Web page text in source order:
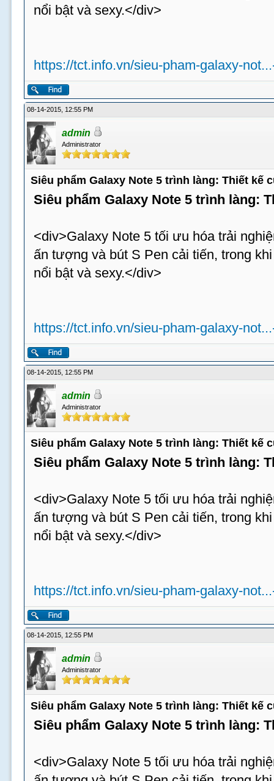
nổi bật và sexy.</div>
https://tct.info.vn/sieu-pham-galaxy-
08-14-2015, 12:55 PM
admin
Administrator
Siêu phẩm Galaxy Note 5 trình làng: Thiết kế
Siêu phẩm Galaxy Note 5 trình làng:
<div>Galaxy Note 5 tối ưu hóa trải
ấn tượng và bút S Pen cải tiến, trong
nổi bật và sexy.</div>
https://tct.info.vn/sieu-pham-galaxy-
08-14-2015, 12:55 PM
admin
Administrator
Siêu phẩm Galaxy Note 5 trình làng: Thiết kế
Siêu phẩm Galaxy Note 5 trình làng:
<div>Galaxy Note 5 tối ưu hóa trải
ấn tượng và bút S Pen cải tiến, trong
nổi bật và sexy.</div>
https://tct.info.vn/sieu-pham-galaxy-
08-14-2015, 12:55 PM
admin
Administrator
Siêu phẩm Galaxy Note 5 trình làng: Thiết kế
Siêu phẩm Galaxy Note 5 trình làng:
<div>Galaxy Note 5 tối ưu hóa trải